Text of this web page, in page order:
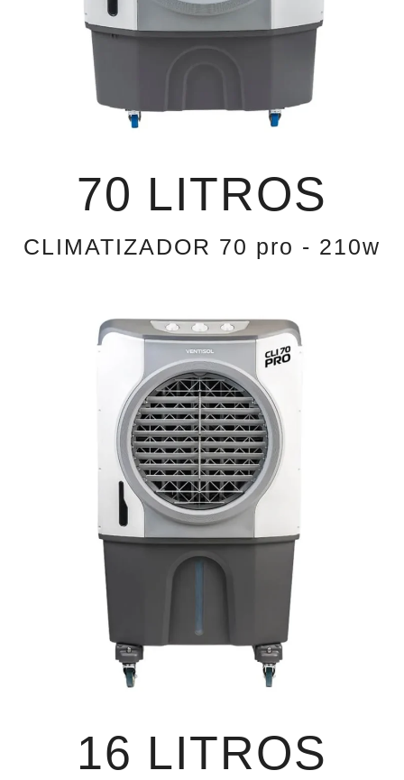
70 LITROS
CLIMATIZADOR 70 pro - 210w
16 LITROS